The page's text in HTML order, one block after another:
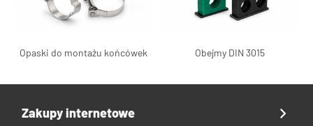
Opaski do montażu końcówek Obejmy DIN 3015
Zakupy internetowe